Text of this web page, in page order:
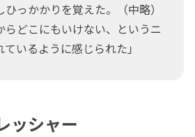
っかかりを覚えた。（中略）
らどこにもいけない、というニ
いるように感じられた」
ッシャー